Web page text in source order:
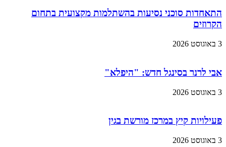
התאחדות סוכני נסיעות בהשתלמות מקצועית בתחום
הקרוזים
3 באוגוסט 2026
אבי לרנר בסינגל חדש: "היפלא"
3 באוגוסט 2026
פעילויות קיץ במרכז מורשת בגין
3 באוגוסט 2026